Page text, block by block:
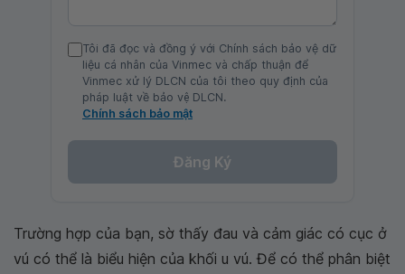
Tôi đã đọc và đồng ý với Chính sách bảo vệ dữ
liệu cá nhân của Vinmec và chấp thuận để
Vinmec xử lý DLCN của tôi theo quy định của
pháp luật về bảo vệ DLCN.
Chính sách bảo mật
Đăng Ký
Trường hợp của bạn, sờ thấy đau và cảm giác có cục ở
vú có thể là biểu hiện của khối u vú. Để có thể phân biệt